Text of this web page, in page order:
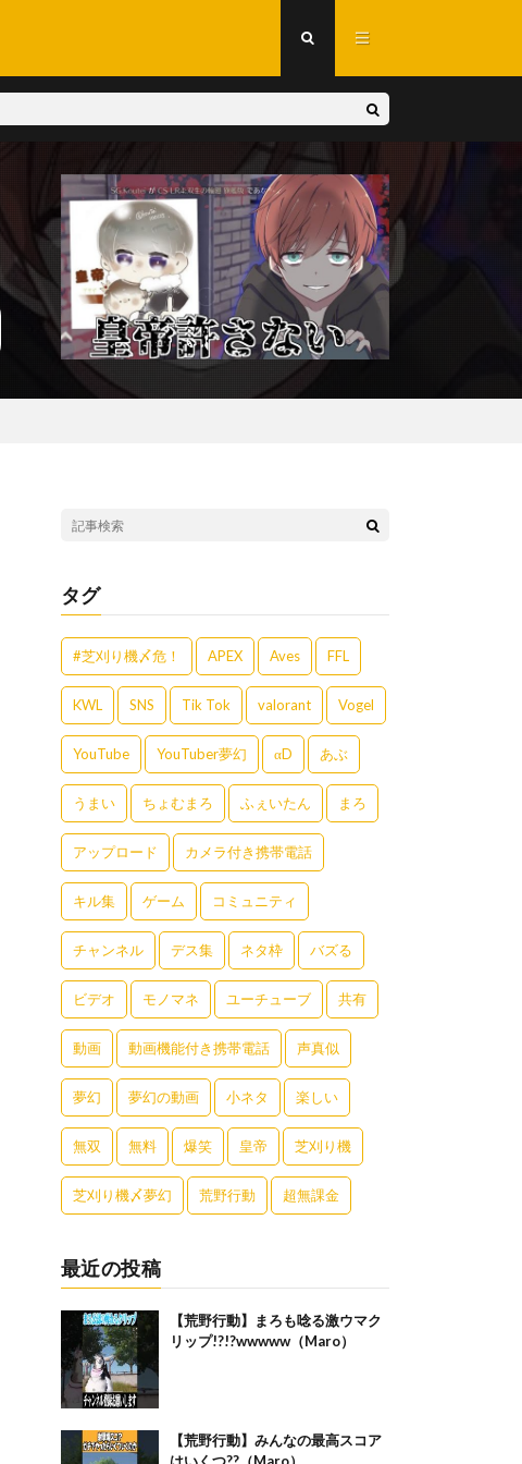
タグ
#芝刈り機〆危！ APEX Aves FFL
KWL SNS Tik Tok valorant Vogel
YouTube YouTuber夢幻 αD あぶ
うまい ちょむまろ ふぇいたん まろ
アップロード カメラ付き携帯電話
キル集 ゲーム コミュニティ
チャンネル デス集 ネタ枠 バズる
ビデオ モノマネ ユーチューブ 共有
動画 動画機能付き携帯電話 声真似
夢幻 夢幻の動画 小ネタ 楽しい
無双 無料 爆笑 皇帝 芝刈り機
芝刈り機〆夢幻 荒野行動 超無課金
最近の投稿
【荒野行動】まろも唸る激ウマク
リップ!?!?wwwww（Maro）
【荒野行動】みんなの最高スコア